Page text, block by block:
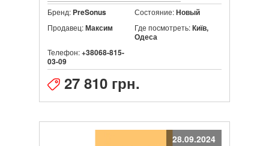
Бренд: PreSonus Состояние:Новый
Продавец:Максим Где посмотреть:Київ,
Одеса
Телефон:+38068-815-
03-09
27 810 грн.
28.09.2024